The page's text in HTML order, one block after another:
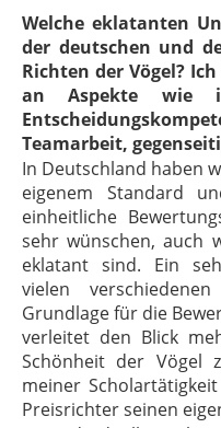
Welche eklatanten
der deutschen und
Richten der Vögel?
an Aspekte wie
Teamarbeit,
In Deutschland haben
eigenem Standard
einheitliche
sehr wünschen, auch
eklatant sind. Ein
vielen
Grundlage für die
verleitet den Blick
Schönheit der Vögel
meiner
Preisrichter seinen